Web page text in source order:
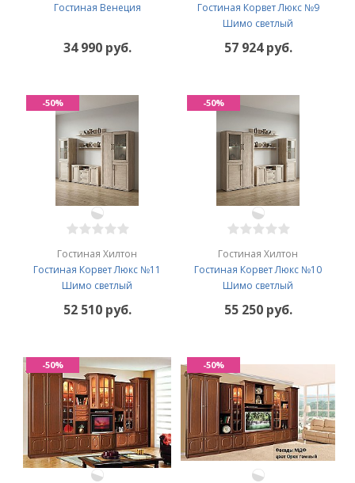
Гостиная Венеция
34 990 руб.
Гостиная Корвет Люкс №9
Шимо светлый
57 924 руб.
Гостиная Хилтон
Гостиная Корвет Люкс №11
Шимо светлый
52 510 руб.
-50%
Гостиная Хилтон
Гостиная Корвет Люкс №10
Шимо светлый
55 250 руб.
-50%
-50% -50%